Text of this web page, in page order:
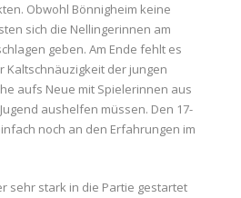
Obwohl Bönnigheim keine
sich die Nellingerinnen am
geben. Am Ende fehlt es
Kaltschnäuzigkeit der jungen
aufs Neue mit Spielerinnen aus
aushelfen müssen. Den 17-
noch an den Erfahrungen im
sehr stark in die Partie gestartet